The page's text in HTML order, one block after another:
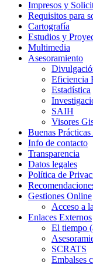
Impresos y
Requisitos para
Cartografía
Estudios y
Multimedia
Asesoramiento
Eficiencia
Estadística
SAIH
Visores
Buenas
Info de contacto
Transparencia
Datos legales
Política de
Gestiones Online
Acceso a
Enlaces Externos
El tiempo
SCRATS
Embalses